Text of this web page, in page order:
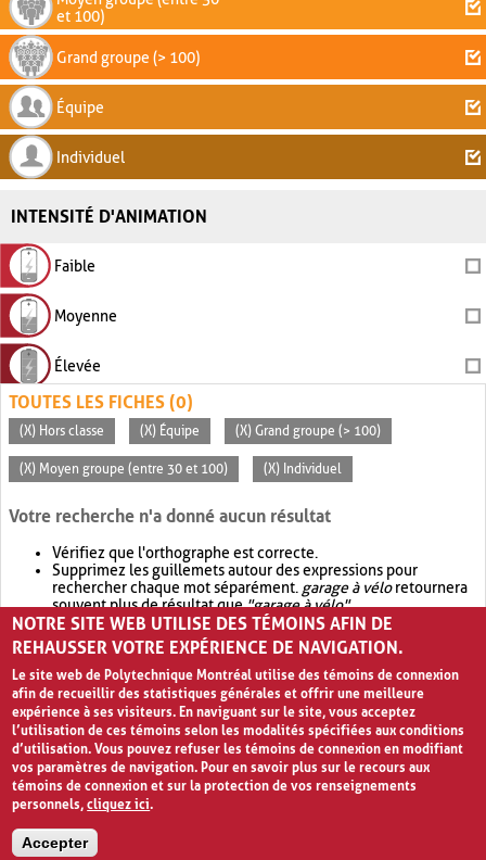
et 100)
Grand groupe (> 100)
Équipe
Individuel
INTENSITÉ D'ANIMATION
Faible
Moyenne
Élevée
TOUTES LES FICHES (0)
(X) Hors classe (X) Équipe (X) Grand groupe (> 100)
(X) Moyen groupe (entre 30 et 100) (X) Individuel
Votre recherche n'a donné aucun résultat
Vérifiez que l'orthographe est correcte.
Supprimez les guillemets autour des expressions pour
rechercher chaque mot séparément. garage à véloretournera
souvent plus de résultat que"garage à vélo".
Envisagez d'élargir votre recherche avec OR.garage OR vélo
retournera souvent plus de résultat quegarage à vélo
NOTRE SITE WEB UTILISE DES TÉMOINS AFIN DE
REHAUSSER VOTRE EXPÉRIENCE DE NAVIGATION.
Le site web de Polytechnique Montréal utilise des témoins de connexion
afin de recueillir des statistiques générales et offrir une meilleure
expérience à ses visiteurs. En naviguant sur le site, vous acceptez
l’utilisation de ces témoins selon les modalités spécifiées aux conditions
d’utilisation. Vous pouvez refuser les témoins de connexion en modifiant
vos paramètres de navigation. Pour en savoir plus sur le recours aux
témoins de connexion et sur la protection de vos renseignements
personnels,cliquez ici.
Accepter